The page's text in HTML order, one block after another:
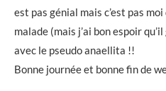
est pas génial mais c’est pas
malade (mais j’ai bon espoir
avec le pseudo anaellita !!
Bonne journée et bonne fin de